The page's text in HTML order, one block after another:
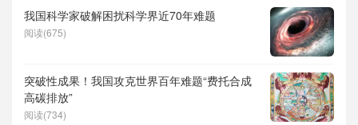
我国科学家破解困扰科学界近70年难题
阅读(675)
突破性成果！我国攻克世界百年难题“费托合成
高碳排放”
阅读(734)